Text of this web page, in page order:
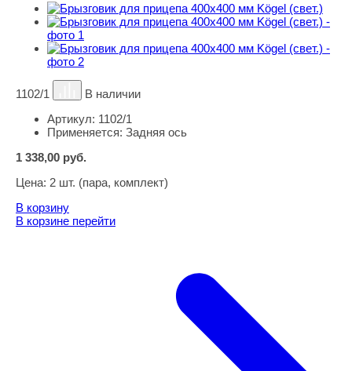
1102/1
В наличии
Артикул: 1102/1
Применяется: Задняя ось
1 338,00 руб.
Цена: 2 шт. (пара, комплект)
В корзину
В корзине перейти